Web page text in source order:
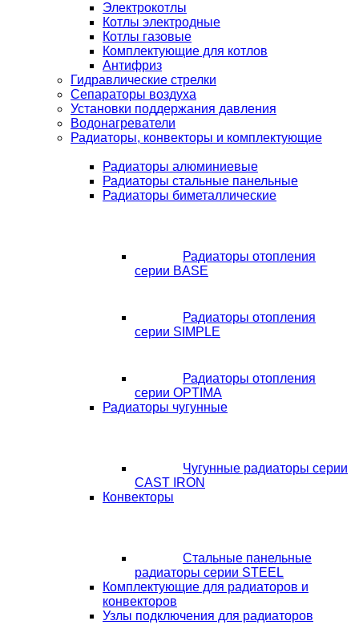
Электрокотлы
Котлы электродные
Котлы газовые
Комплектующие для котлов
Антифриз
Гидравлические стрелки
Сепараторы воздуха
Установки поддержания давления
Водонагреватели
Радиаторы, конвекторы и комплектующие
Радиаторы алюминиевые
Радиаторы стальные панельные
Радиаторы биметаллические
Радиаторы отопления
серии BASE
Радиаторы отопления
серии SIMPLE
Радиаторы отопления
серии OPTIMA
Радиаторы чугунные
Чугунные радиаторы серии
CAST IRON
Конвекторы
Стальные панельные
радиаторы серии STEEL
Комплектующие для радиаторов и
конвекторов
Узлы подключения для радиаторов